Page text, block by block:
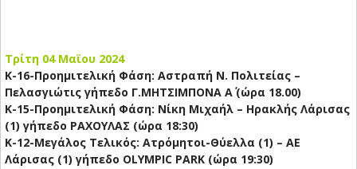
Τρίτη 04 Μαϊου 2024
Κ-16-Προημιτελική Φάση: Αστραπή Ν. Πολιτείας –
Πελασγιώτις γήπεδο Γ.ΜΗΤΣΙΜΠΟΝΑ Α΄ (ώρα 18.00)
Κ-15-Προημιτελική Φάση: Νίκη Μιχαήλ – Ηρακλής Λάρισας
(1) γήπεδο ΡΑΧΟΥΛΑΣ (ώρα 18:30)
Κ-12-Μεγάλος Τελικός: Ατρόμητοι-Θύελλα (1) – ΑΕ
Λάρισας (1) γήπεδο OLYMPIC PARK (ώρα 19:30)